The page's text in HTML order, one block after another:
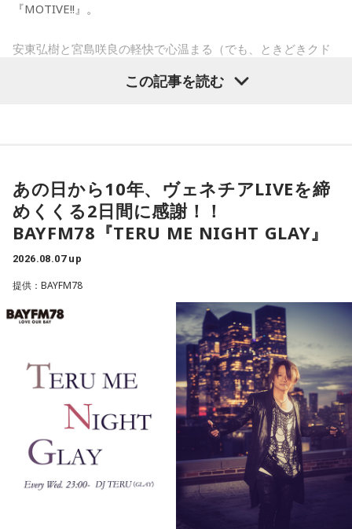
方言を聞くとなぜか癒されます。みなさんも聴いてみてくだ
やきそばかおる
子どもの頃からのラジオっ子。
「ケトル」「BRUTUS」等ラジオ特集を担当。
ライター・構成作家・動物園愛好家。好きな食べ物は、焼き
そば。
ツイッター @yakisoba_kaoru
小林：思うつぼだな。
三輪田：当宮の授与品の中に、人気のお守りの「強運(ごうう
ん)御守」というものがあります。強い運と書いて「ごうう
ん」と読むのですが、強（きょう）だとおみくじ等の凶に導
かれてしまう、その為強（きょう）より強い強（ごう）と呼
んでいる。という意味でこの「強」の字になっているんで
す。
寺内：確かに「きょううん」と言われたら「凶運」に聞こえ
ちゃうこともありますね。
三輪田：ただ、人気すぎて、今は頒布が休止中なんです。
小林：『もっちゅりん』ってことですね。
三輪田：『もっちゅりん』になりますね（笑）。
YAMAMAN presents MUSIC SALAD FROM U-kari STUDIO
1.鹿児島　中島美嘉　/　STARS
3.熊本　WANIMA　/　ともに
火曜の放送を聴く
8月12日（水）：橋本乃依
YAMAMAN presents MUSIC SALAD FROM U-kari STUDIO
1.京都　10-FEET　/　第ゼロ感
2.島根　竹内まりや　/　元気を出して
3.長崎　MISIA　/　アイノカタチ feat. HIDE（GReeeeN）
4.石川　井上あずみ　/　さんぽ
5.青森　吉幾三　/　俺ら東京さ行ぐだ
水曜の放送を聴く
『MOTIVE!!』。
安東弘樹と宮島咲良の軽快で心温まる（でも、ときどきクド
る・行動する“キッカケ”をお届けします！
ク！
現在18歳の次世代アーティスト・楽音さんが登場！
活動のルーツや、楽曲制作についてお話伺います。
安東さんとの意外な関係性にも注目！
最新の放送を聴く
この記事を読む
あの日から10年、ヴェネチアLIVEを締
めくくる2日間に感謝！！
BAYFM78『TERU ME NIGHT GLAY』
2026.08.07 up
提供：BAYFM78